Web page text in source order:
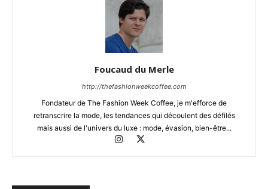
Foucaud du Merle
http://thefashionweekcoffee.com
Fondateur de The Fashion Week Coffee, je m'efforce de
retranscrire la mode, les tendances qui découlent des défilés
mais aussi de l'univers du luxe : mode, évasion, bien-être...